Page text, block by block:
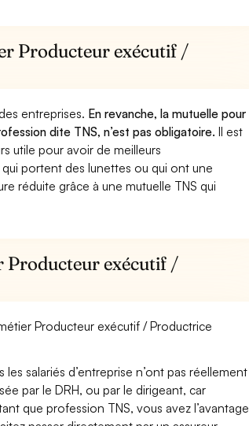
Producteur exécutif /
entreprises. En revanche, la mutuelle pour
dite TNS, n’est pas obligatoire.Il est
utile pour avoir de meilleurs
portent des lunettes ou qui ont une
réduite grâce à une mutuelle TNS qui
Producteur exécutif /
Producteur exécutif / Productrice
salariés d’entreprise n’ont pas réellement
par le DRH, ou par le dirigeant, car
que profession TNS, vous avez l’avantage